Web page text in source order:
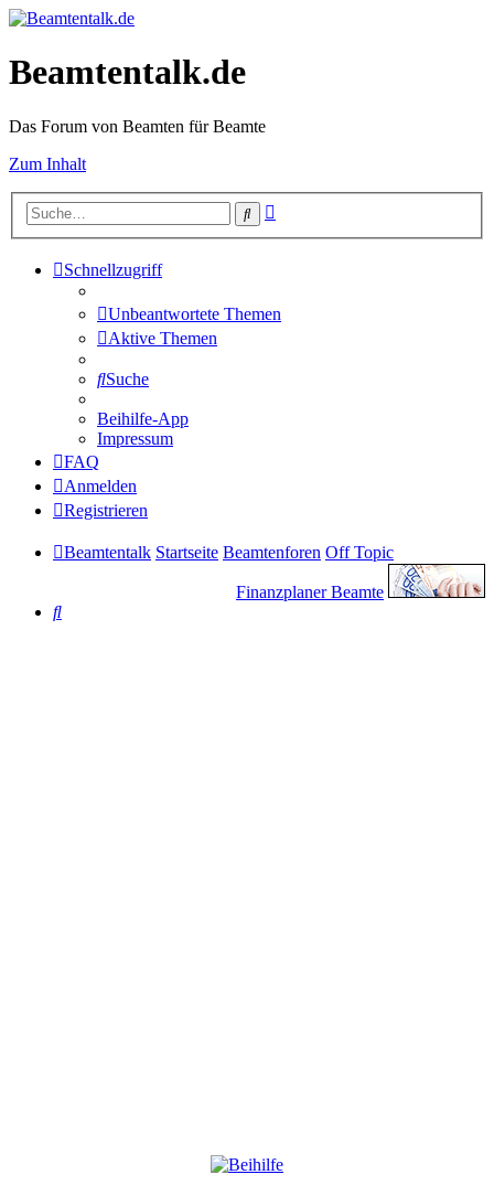
Beamtentalk.de
Das Forum von Beamten für Beamte
Zum Inhalt
Suche
Schnellzugriff
Unbeantwortete Themen
Aktive Themen
Suche
Beihilfe-App
Impressum
FAQ
Anmelden
Registrieren
Beamtentalk Startseite Beamtenforen Off Topic
Finanzplaner Beamte
Suche